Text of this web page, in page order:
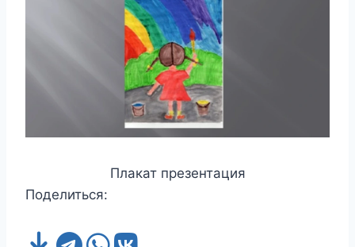
Плакат презентация
Поделиться: